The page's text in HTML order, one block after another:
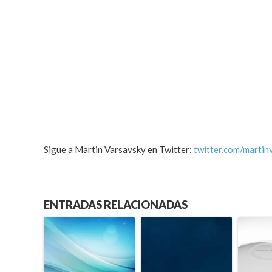
Sigue a Martin Varsavsky en Twitter: twitter.com/
ENTRADAS RELACIONADAS